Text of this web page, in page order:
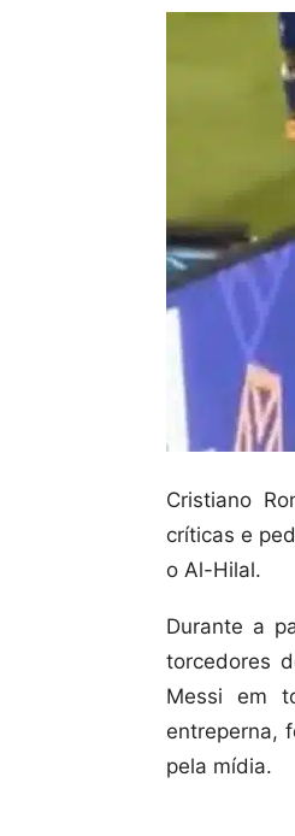
Cristiano
críticas e
o Al-Hilal.
Durante a
torcedores
Messi em
entreperna,
pela mídia.